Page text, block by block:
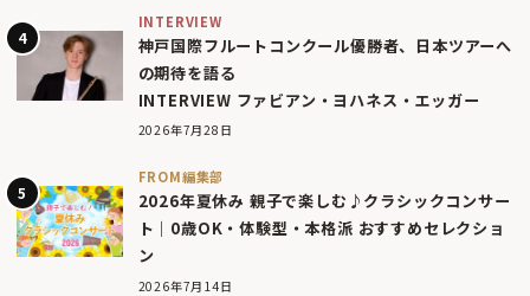
INTERVIEW
神戸国際フルートコンクール優勝者、日本ツアーへ
の期待を語る
INTERVIEW ファビアン・ヨハネス・エッガー
2026年7月28日
FROM編集部
2026年夏休み 親子で楽しむ♪クラシックコンサー
ト｜0歳OK・体験型・本格派 おすすめセレクショ
ン
2026年7月14日